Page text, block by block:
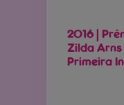
2016 |
Zilda
Primeira